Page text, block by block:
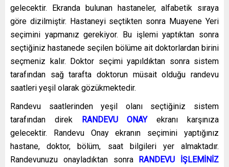
gelecektir. Ekranda bulunan hastaneler, alfabetik sıraya
göre dizilmiştir. Hastaneyi seçtikten sonra Muayene Yeri
seçimini yapmanız gerekiyor. Bu işlemi yaptıktan sonra
seçtiğiniz hastanede seçilen bölüme ait doktorlardan birini
seçmeniz kalır. Doktor seçimi yapıldıktan sonra sistem
tarafından sağ tarafta doktorun müsait olduğu randevu
saatleri yeşil olarak gözükmektedir.
Randevu saatlerinden yeşil olanı seçtiğiniz sistem
tarafından direk RANDEVU ONAYekranı karşınıza
gelecektir. Randevu Onay ekranın seçimini yaptığınız
hastane, doktor, bölüm, saat bilgileri yer almaktadır.
Randevunuzu onayladıktan sonraRANDEVU İŞLEMİNİZ